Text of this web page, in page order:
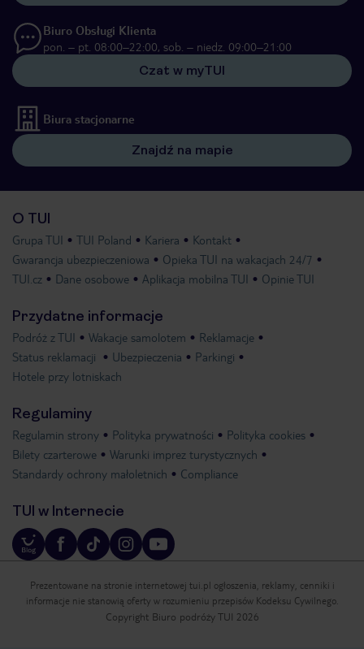
Biuro Obsługi Klienta
pon. – pt. 08:00–22:00, sob. – niedz. 09:00–21:00
Czat w myTUI
Biura stacjonarne
Znajdź na mapie
O TUI
Grupa TUI TUI Poland Kariera
Kontakt
Gwarancja ubezpieczeniowa
Opieka TUI na wakacjach 24/7
TUI.cz
Dane osobowe Aplikacja mobilna TUI Opinie TUI
Przydatne informacje
Podróż z TUI Wakacje samolotem
Reklamacje
Status reklamacji
Ubezpieczenia
Parkingi
Hotele przy lotniskach
Regulaminy
Regulamin strony Polityka prywatności
Polityka cookies
Bilety czarterowe
Warunki imprez turystycznych
Standardy ochrony małoletnich
Compliance
TUI w Internecie
Prezentowane na stronie internetowej tui.pl ogłoszenia, reklamy, cenniki i
informacje nie stanowią oferty w rozumieniu przepisów Kodeksu Cywilnego.
Copyright Biuro podróży TUI 2026